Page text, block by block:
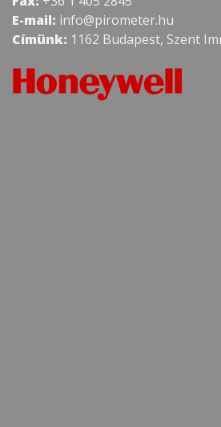
E-mail: info@pirometer.hu
Címünk: 1162 Budapest, Szent